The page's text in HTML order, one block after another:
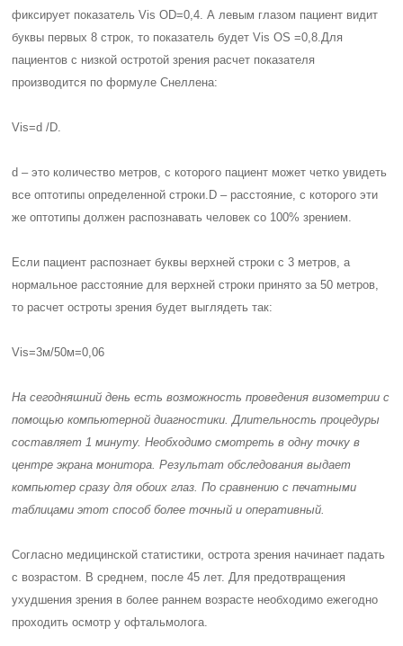
фиксирует показатель Vis OD=0,4. А левым глазом пациент видит
буквы первых 8 строк, то показатель будет Vis OS =0,8. Для
пациентов с низкой остротой зрения расчет показателя
производится по формуле Снеллена:
Vis=d /D.
d – это количество метров, с которого пациент может четко увидеть
все оптотипы определенной строки. D – расстояние, с которого эти
же оптотипы должен распознавать человек со 100% зрением.
Если пациент распознает буквы верхней строки с 3 метров, а
нормальное расстояние для верхней строки принято за 50 метров,
то расчет остроты зрения будет выглядеть так:
Vis=3м/50м=0,06
На сегодняшний день есть возможность проведения визометрии с
помощьюкомпьютерной диагностики . Длительность процедуры
составляет 1 минуту. Необходимо смотреть в одну точку в
центре экрана монитора. Результат обследования выдает
компьютер сразу для обоих глаз. По сравнению с печатными
таблицами этот способ более точный и оперативный.
Согласно медицинской статистики, острота зрения начинает падать
с возрастом. В среднем, после 45 лет. Для предотвращения
ухудшения зрения в более раннем возрасте необходимо ежегодно
проходить осмотр у офтальмолога.